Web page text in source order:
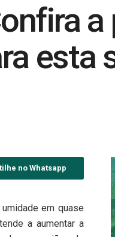
esta
no Whatsapp
em quase
a aumentar a